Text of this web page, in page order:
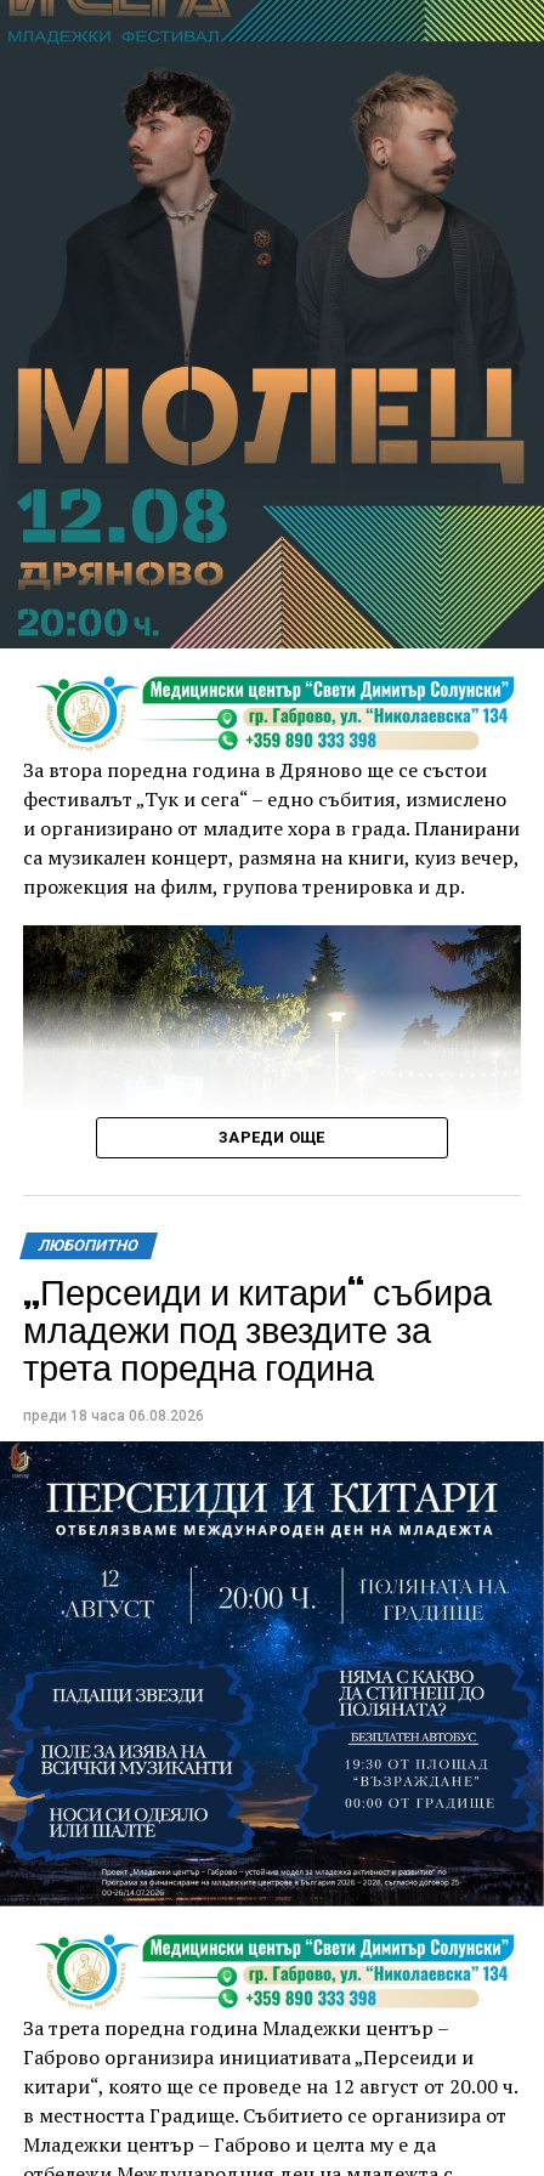
За втора поредна година в Дряново ще се състои
фестивалът „Тук и сега“ – едно събития, измислено
и организирано от младите хора в града. Планирани
са музикален концерт, размяна на книги, куиз вечер,
прожекция на филм, групова тренировка и др.
Всички събития ще се проведат в парк „Максим
Райкович“, срещу часовниковата кула, с вход
свободен. Програмата ще започне на 12 август с
изпълнители GoGo, Toria, ZoV & Vakavliev.
На 13 август организаторите са предвидили
занимания и за здрав дух, и за здраво тяло.
Инструкторката по пилатес и йога Йоанна Петрова
от FitLab ще се погрижи за добрия тонус с групова
тренировка от 19.00 ч., а след това ще има мозъчна
атака с куиз вечер за обща култура. Вечерта ще
приключи с прожекция на новия български
комедиен филм „Брънч за начинаещи“ – в парка,
под звездното дряновско небе.
ЗАРЕДИ ОЩЕ
ЛЮБОПИТНО
„Персеиди и китари“ събира
младежи под звездите за
трета поредна година
преди 18 часа 06.08.2026
За трета поредна година Младежки център –
Габрово организира инициативата „Персеиди и
китари“, която ще се проведе на 12 август от 20.00 ч.
в местността Градище. Събитието се организира от
Младежки център – Габрово и целта му е да